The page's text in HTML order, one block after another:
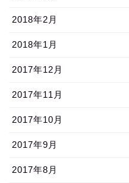
2018年2月
2018年1月
2017年12月
2017年11月
2017年10月
2017年9月
2017年8月